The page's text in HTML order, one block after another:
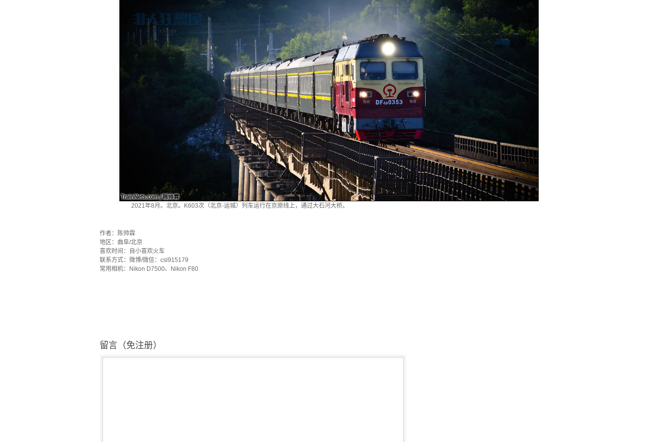
2021年8月。北京。K603次（北京-运城）列车运行在京原线上，通过大石河大桥。
作者：陈帅霖
地区：曲阜/北京
喜欢时间：自小喜欢火车
联系方式：微博/微信：csl915179
常用相机：Nikon D7500、Nikon F80
留言（免注册）